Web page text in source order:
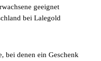
geeignet
bei Lalegold
bei denen ein Geschenk